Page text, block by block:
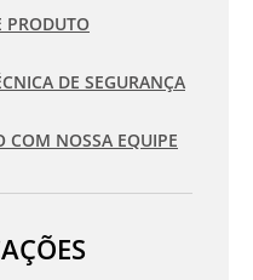
PRODUTO
DE SEGURANÇA
COM NOSSA EQUIPE